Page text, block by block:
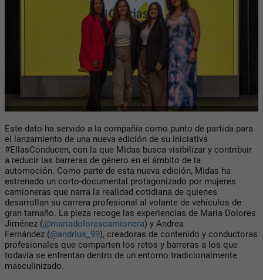
Este dato ha servido a la compañía como punto de partida para
el lanzamiento de una nueva edición de su iniciativa
#EllasConducen, con la que Midas busca visibilizar y contribuir
a reducir las barreras de género en el ámbito de la
automoción. Como parte de esta nueva edición, Midas ha
estrenado un corto-documental protagonizado por mujeres
camioneras que narra la realidad cotidiana de quienes
desarrollan su carrera profesional al volante de vehículos de
gran tamaño. La pieza recoge las experiencias de María Dolores
Jiménez (@mariadolorescamionera) y Andrea
Fernández (@andrius_99), creadoras de contenido y conductoras
profesionales que comparten los retos y barreras a los que
todavía se enfrentan dentro de un entorno tradicionalmente
masculinizado.